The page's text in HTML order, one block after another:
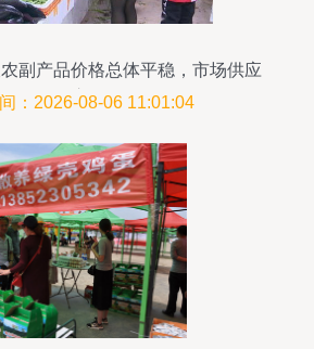
副产品价格总体平稳，市场供应
有序
：2026-08-06 11:01:04